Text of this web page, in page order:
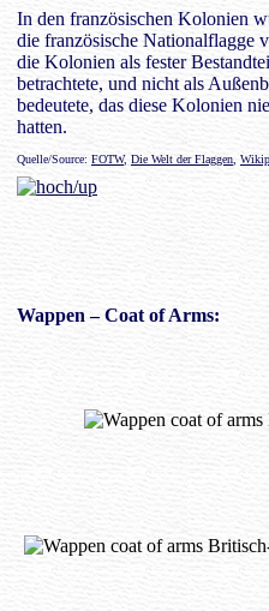
In den französischen Kolonien
die französische Nationalflagge
die Kolonien als fester
betrachtete, und nicht als
bedeutete, das diese Kolonien
hatten.
Quelle/Source: FOTW, Die Welt der Flaggen
Wappen – Coat of Arms: